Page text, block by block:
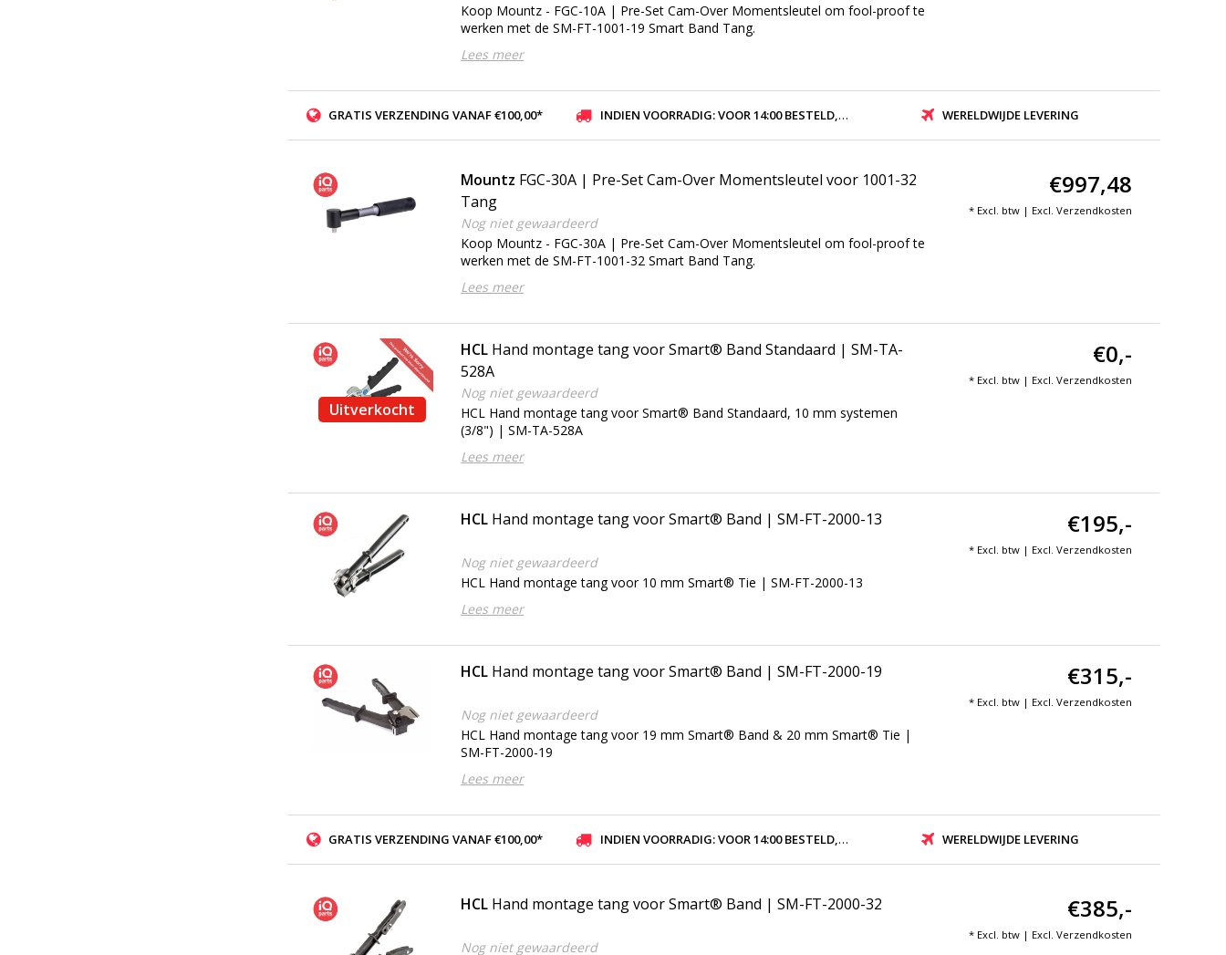
Koop Mountz - FGC-10A | Pre-Set Cam-Over Momentsleutel om fool-proof te
werken met de SM-FT-1001-19 Smart Band Tang.
Lees meer
GRATIS VERZENDING VANAF €100,00* INDIEN VOORRADIG: VOOR 14:00 BESTELD, ZELFDE DAG VERZONDEN WERELDWIJDE LEVERING
Mountz FGC-30A | Pre-Set Cam-Over Momentsleutel voor 1001-32
Tang
Nog niet gewaardeerd
Koop Mountz - FGC-30A | Pre-Set Cam-Over Momentsleutel om fool-proof te
werken met de SM-FT-1001-32 Smart Band Tang.
Lees meer
€997,48
* Excl. btw | Excl. Verzendkosten
Uitverkocht
HCL Hand montage tang voor Smart® Band Standaard | SM-TA-
528A
Nog niet gewaardeerd
HCL Hand montage tang voor Smart® Band Standaard, 10 mm systemen
(3/8") | SM-TA-528A
Lees meer
€0,-
* Excl. btw | Excl. Verzendkosten
HCL Hand montage tang voor Smart® Band | SM-FT-2000-13
Nog niet gewaardeerd
HCL Hand montage tang voor 10 mm Smart® Tie | SM-FT-2000-13
Lees meer
€195,-
* Excl. btw | Excl. Verzendkosten
HCL Hand montage tang voor Smart® Band | SM-FT-2000-19
Nog niet gewaardeerd
HCL Hand montage tang voor 19 mm Smart® Band & 20 mm Smart® Tie |
SM-FT-2000-19
Lees meer
€315,-
* Excl. btw | Excl. Verzendkosten
GRATIS VERZENDING VANAF €100,00* INDIEN VOORRADIG: VOOR 14:00 BESTELD, ZELFDE DAG VERZONDEN WERELDWIJDE LEVERING
HCL Hand montage tang voor Smart® Band | SM-FT-2000-32
Nog niet gewaardeerd
€385,-
* Excl. btw | Excl. Verzendkosten